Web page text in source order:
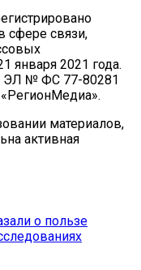
сфере связи,
января 2021 года.
ЭЛ № ФС 77-80281
материалов,
активная
о пользе